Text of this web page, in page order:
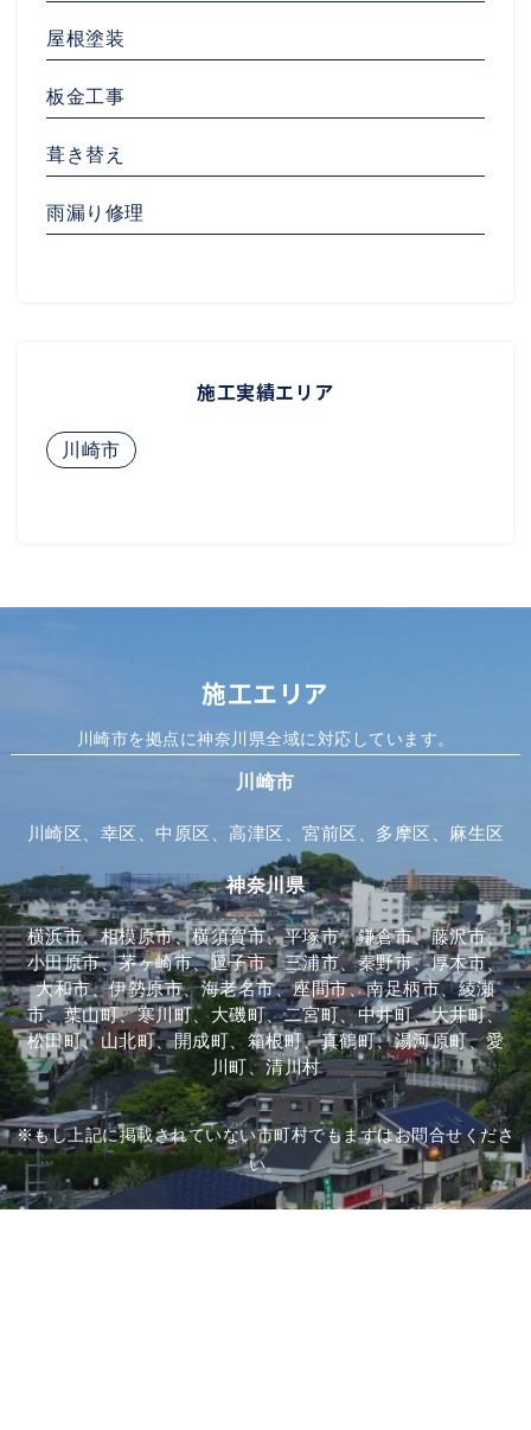
屋根塗装
板金工事
葺き替え
雨漏り修理
施工実績エリア
川崎市
施工エリア
川崎市を拠点に神奈川県全域に対応しています。
川崎市
川崎区、幸区、中原区、高津区、宮前区、多摩区、麻生区
神奈川県
横浜市、相模原市、横須賀市、平塚市、鎌倉市、藤沢市、
小田原市、茅ヶ崎市、逗子市、三浦市、秦野市、厚木市、
大和市、伊勢原市、海老名市、座間市、南足柄市、綾瀬
市、葉山町、寒川町、大磯町、二宮町、中井町、大井町、
松田町、山北町、開成町、箱根町、真鶴町、湯河原町、愛
川町、清川村
※もし上記に掲載されていない市町村でもまずはお問合せくださ
い。